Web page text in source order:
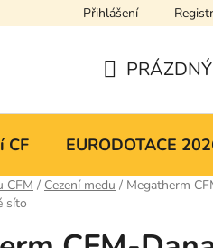
Mapa serveru
Přihlášení
KOŠÍK
CF EURODOTACE
CFM / Cezení medu / Megatherm
síto